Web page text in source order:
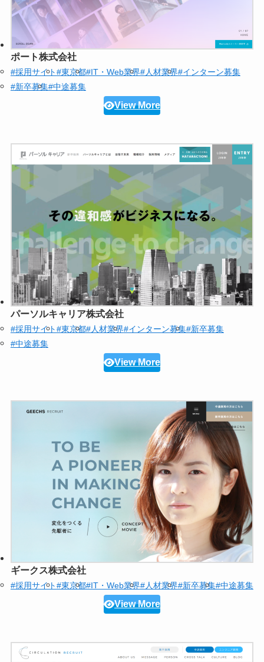
ポート株式会社
#採用サイト#東京都#IT・Web業界#人材業界#インターン募集
#新卒募集#中途募集
View More
パーソルキャリア株式会社
#採用サイト#東京都#人材業界#インターン募集#新卒募集
#中途募集
View More
ギークス株式会社
#採用サイト#東京都#IT・Web業界#人材業界#新卒募集#中途募集
View More